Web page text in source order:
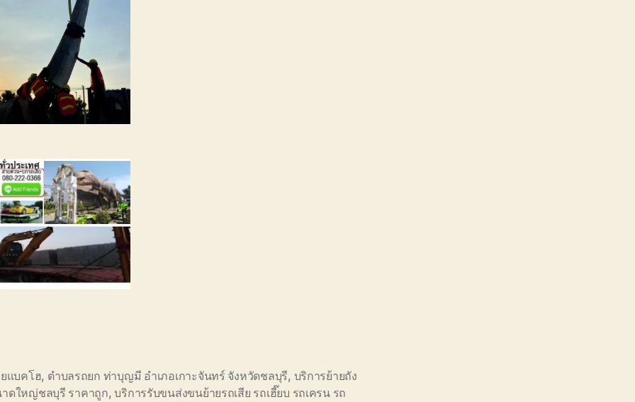
แบคโฮ, ตำบลรถยก ท่าบุญมี อำเภอเกาะจันทร์ จังหวัดชลบุรี, บริการย้ายถัง
ดใหญ่ชลบุรี ราคาถูก,บริการรับขนส่งขนย้ายรถเสีย รถเฮี๊ยบ รถเครน รถ